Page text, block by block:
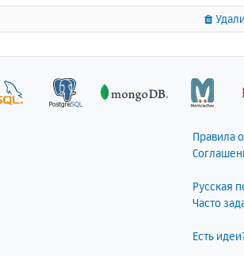
Правила
Русская
Часто
Есть